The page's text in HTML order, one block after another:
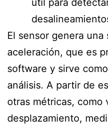
útil para
El sensor genera
aceleración, que es
software y sirve
análisis. A partir de
otras métricas, como
desplazamiento,